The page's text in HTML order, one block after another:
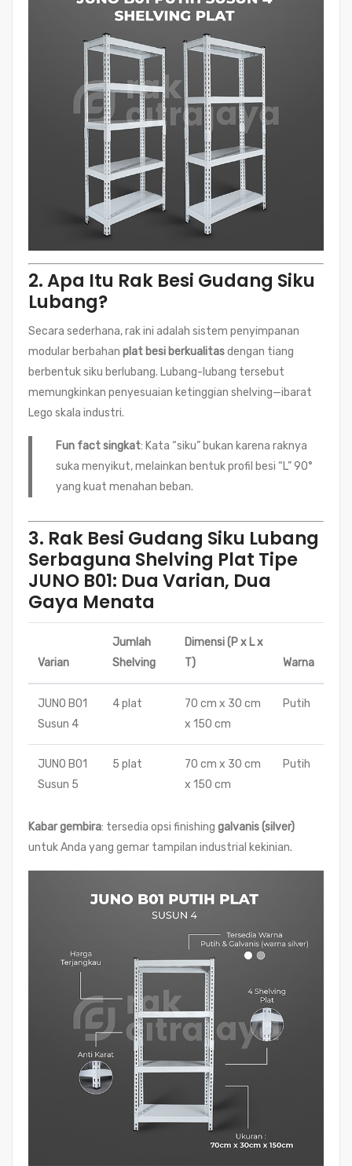
2. Apa Itu Rak Besi Gudang Siku
Lubang?
Secara sederhana, rak ini adalah sistem penyimpanan
modular berbahan plat besi berkualitasdengan tiang
berbentuk siku berlubang. Lubang-lubang tersebut
memungkinkan penyesuaian ketinggian shelving—ibarat
Lego skala industri.
Fun fact singkat: Kata “siku” bukan karena raknya
suka menyikut, melainkan bentuk profil besi “L” 90°
yang kuat menahan beban.
3. Rak Besi Gudang Siku Lubang
Serbaguna Shelving Plat Tipe
JUNO B01: Dua Varian, Dua
Gaya Menata
Varian
Jumlah
Shelving
Dimensi (P x L x
T)
Warna
JUNO B01
Susun 4
4 plat
70 cm x 30 cm
x 150 cm
Putih
JUNO B01
Susun 5
5 plat
70 cm x 30 cm
x 150 cm
Putih
Kabar gembira: tersedia opsi finishing galvanis (silver)
untuk Anda yang gemar tampilan industrial kekinian.